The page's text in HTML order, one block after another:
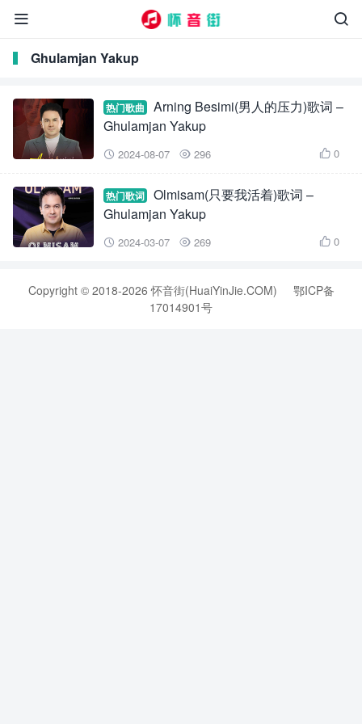


Ghulamjan Yakup
热门歌曲
Arning Besimi(男人的压力)歌词 –
Ghulamjan Yakup
 2024-08-07  296  0
热门歌词
Olmisam(只要我活着)歌词 –
Ghulamjan Yakup
 2024-03-07  269  0
Copyright © 2018-2026 怀音街(HuaiYinJie.COM)
鄂ICP备
17014901号